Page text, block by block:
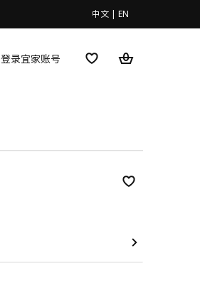
中文 | EN
登录宜家账号